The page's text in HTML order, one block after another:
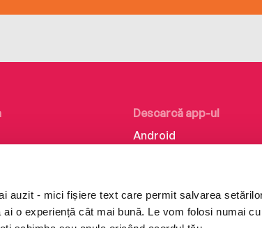
auzit - mici fișiere text care permit salvarea
o experiență cât mai bună. Le vom folosi numai
Descarcă app-ul
Android